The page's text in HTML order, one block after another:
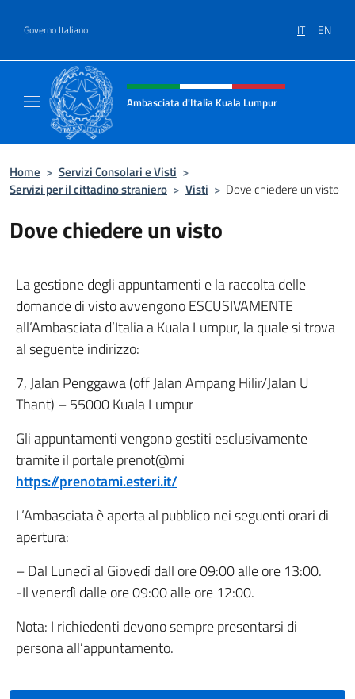
Governo Italiano IT EN
Intestazione sito, social e menù
Ambasciata d'Italia Kuala Lumpur
Home > Servizi Consolari e Visti >
Servizi per il cittadino straniero > Visti > Dove chiedere un visto
Dove chiedere un visto
La gestione degli appuntamenti e la raccolta delle
domande di visto avvengono ESCUSIVAMENTE
all’Ambasciata d’Italia a Kuala Lumpur, la quale si trova
al seguente indirizzo:
7, Jalan Penggawa (off Jalan Ampang Hilir/Jalan U
Thant) – 55000 Kuala Lumpur
Gli appuntamenti vengono gestiti esclusivamente
tramite il portale prenot@mi
https://prenotami.esteri.it/
L’Ambasciata è aperta al pubblico nei seguenti orari di
apertura:
– Dal Lunedì al Giovedì dall ore 09:00 alle ore 13:00.
-Il venerdì dalle ore 09:00 alle ore 12:00.
Nota: I richiedenti devono sempre presentarsi di
persona all’appuntamento.